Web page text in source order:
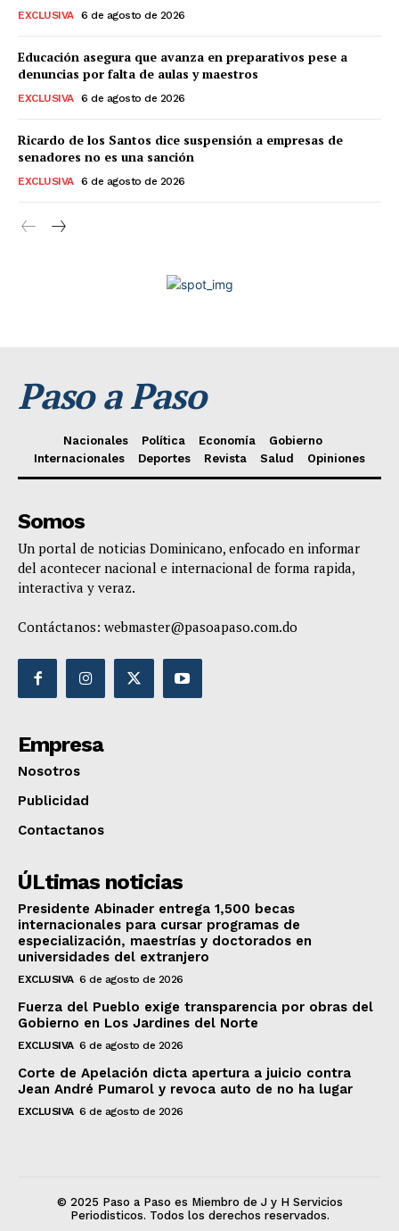
EXCLUSIVA 6 de agosto de 2026
Educación asegura que avanza en preparativos pese a
denuncias por falta de aulas y maestros
EXCLUSIVA 6 de agosto de 2026
Ricardo de los Santos dice suspensión a empresas de
senadores no es una sanción
EXCLUSIVA 6 de agosto de 2026
Paso a Paso
Nacionales Política Economía
Gobierno
Internacionales
Deportes Revista Salud Opiniones
Somos
Un portal de noticias Dominicano, enfocado en informar
del acontecer nacional e internacional de forma rapida,
interactiva y veraz.
Contáctanos: webmaster@pasoapaso.com.do
Empresa
Nosotros
Publicidad
Contactanos
ÚLtimas noticias
Presidente Abinader entrega 1,500 becas
internacionales para cursar programas de
especialización, maestrías y doctorados en
universidades del extranjero
EXCLUSIVA 6 de agosto de 2026
Fuerza del Pueblo exige transparencia por obras del
Gobierno en Los Jardines del Norte
EXCLUSIVA 6 de agosto de 2026
Corte de Apelación dicta apertura a juicio contra
Jean André Pumarol y revoca auto de no ha lugar
EXCLUSIVA 6 de agosto de 2026
© 2025 Paso a Paso es Miembro de J y H Servicios
Periodisticos. Todos los derechos reservados.